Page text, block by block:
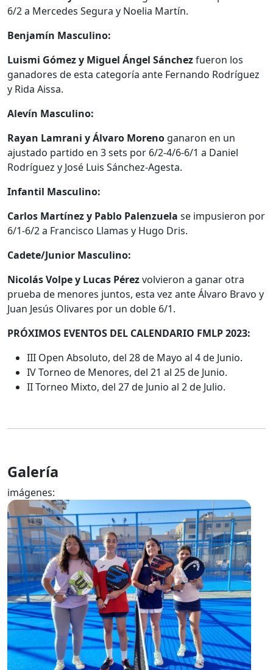
6/2 a Mercedes Segura y Noelia Martín.
Benjamín Masculino:
Luismi Gómez y Miguel Ángel Sánchezfueron los
ganadores de esta categoría ante Fernando Rodríguez
y Rida Aissa.
Alevín Masculino:
Rayan Lamrani y Álvaro Moreno ganaron en un
ajustado partido en 3 sets por 6/2-4/6-6/1 a Daniel
Rodríguez y José Luis Sánchez-Agesta.
Infantil Masculino:
Carlos Martínez y Pablo Palenzuela se impusieron por
6/1-6/2 a Francisco Llamas y Hugo Dris.
Cadete/Junior Masculino:
Nicolás Volpe y Lucas Pérezvolvieron a ganar otra
prueba de menores juntos, esta vez ante Álvaro Bravo y
Juan Jesús Olivares por un doble 6/1.
PRÓXIMOS EVENTOS DEL CALENDARIO FMLP 2023:
III Open Absoluto, del 28 de Mayo al 4 de Junio.
IV Torneo de Menores, del 21 al 25 de Junio.
II Torneo Mixto, del 27 de Junio al 2 de Julio.
Galería
imágenes: